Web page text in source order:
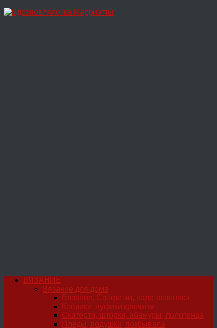
Перейти
ВЯЗАНИЕ
Вязание для дома
Вязание. Салфетки, подстаканники
Коврики, пуфики крючком
Скатерти, шторки, абажуры, полотенца
Пледы, подушки, покрывала